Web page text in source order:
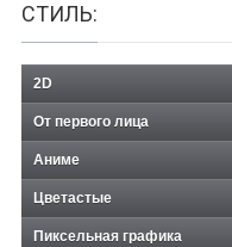
СТИЛЬ:
2D
От первого лица
Аниме
Цветастые
Пиксельная графика